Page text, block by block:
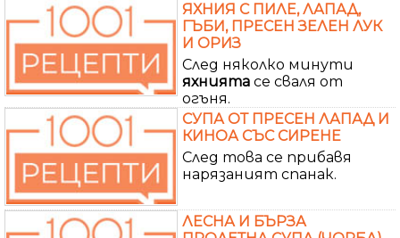
ЯХНИЯ С ПИЛЕ, ЛАПАД,
ГЪБИ, ПРЕСЕН ЗЕЛЕН ЛУК
И ОРИЗ
След няколко минути
яхнията се сваля от
огъня.
СУПА ОТ ПРЕСЕН ЛАПАД И
КИНОА СЪС СИРЕНЕ
След това се прибавя
нарязаният спанак.
ЛЕСНА И БЪРЗА